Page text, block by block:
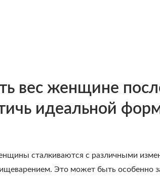
вес женщине
идеальной
сталкиваются с различными
Это может быть особенно